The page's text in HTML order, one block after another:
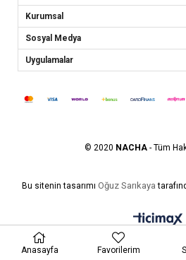
Kurumsal
Sosyal Medya
Uygulamalar
© 2020 NACHA - Tüm
Bu sitenin tasarımı Oğuz Sarıkaya
Anasayfa Favorilerim